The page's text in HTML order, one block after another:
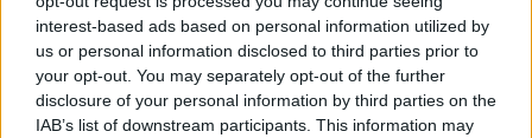
interest-based ads based on personal information utilized by
us or personal information disclosed to third parties prior to
your opt-out. You may separately opt-out of the further
disclosure of your personal information by third parties on the
IAB’s list of downstream participants. This information may
entrambe le rivali del North London derby, ma soprattutto
allo score di gol presente sul suo curriculum. 168 gol tra
Arsenal, Manchester City, Tottenahm, MetzeReal
Madrid.Come sempre, però, a decidere sarà il campo.